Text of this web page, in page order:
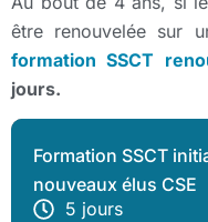
être renouvelée sur
formation SSCT
jours.
Formation SSCT
nouveaux élus CSE
5 jours